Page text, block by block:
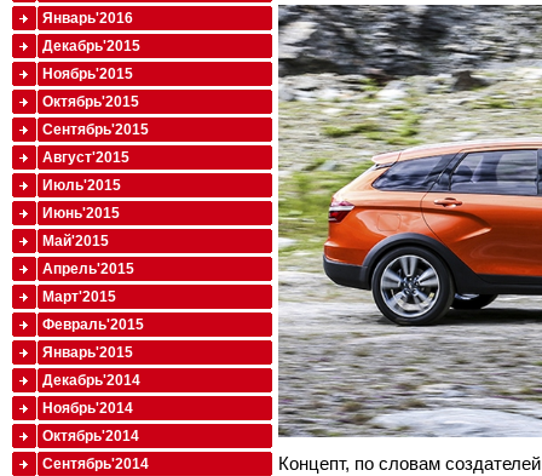
Концепт, по словам
Январь'2016
Декабрь'2015
Ноябрь'2015
Октябрь'2015
Сентябрь'2015
Август'2015
Июль'2015
Июнь'2015
Май'2015
Апрель'2015
Март'2015
Февраль'2015
Январь'2015
Декабрь'2014
Ноябрь'2014
Октябрь'2014
Сентябрь'2014